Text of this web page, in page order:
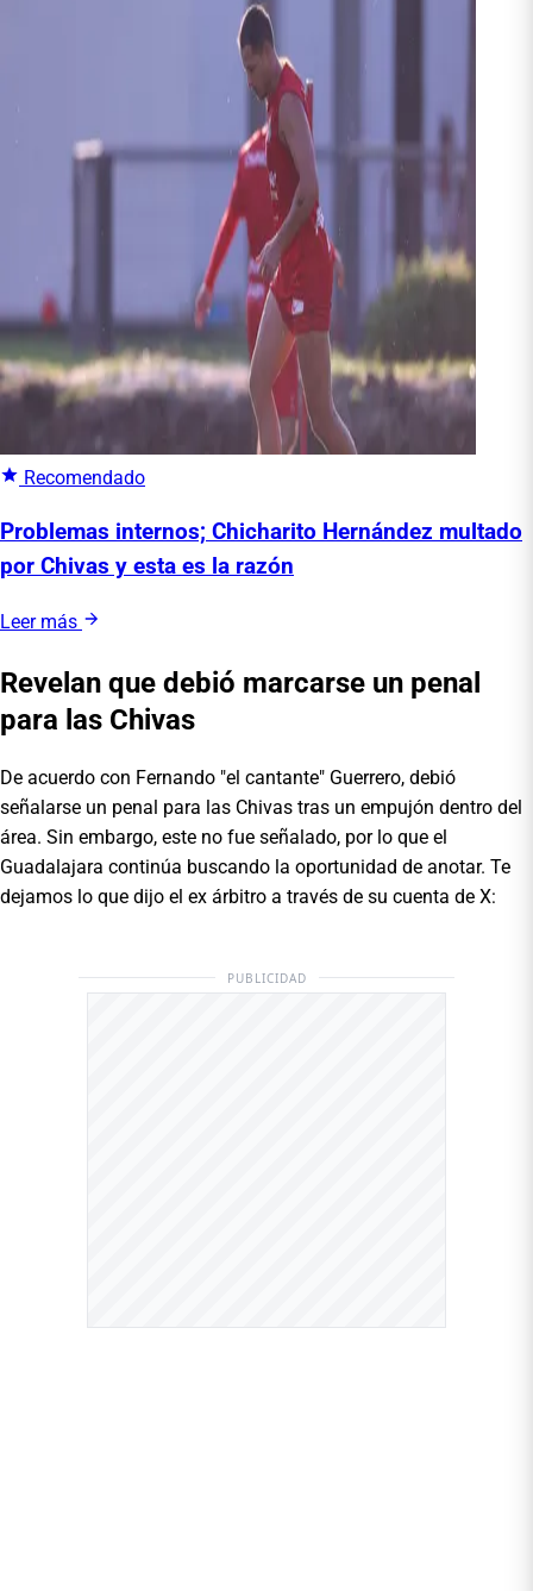
Recomendado
Problemas internos; Chicharito Hernández multado
por Chivas y esta es la razón
Leer más
Revelan que debió marcarse un penal
para las Chivas
De acuerdo con Fernando "el cantante" Guerrero, debió
señalarse un penal para las Chivas tras un empujón dentro del
área. Sin embargo, este no fue señalado, por lo que el
Guadalajara continúa buscando la oportunidad de anotar. Te
dejamos lo que dijo el ex árbitro a través de su cuenta de X:
PUBLICIDAD